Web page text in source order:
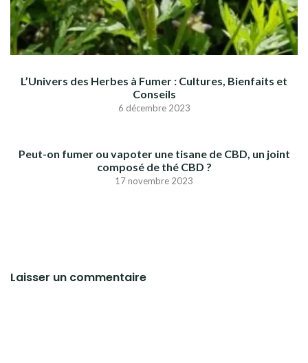
L’Univers des Herbes à Fumer : Cultures, Bienfaits et
Conseils
6 décembre 2023
Peut-on fumer ou vapoter une tisane de CBD, un joint
composé de thé CBD ?
17 novembre 2023
Laisser un commentaire